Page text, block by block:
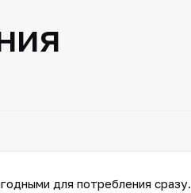
для потребления сразу.